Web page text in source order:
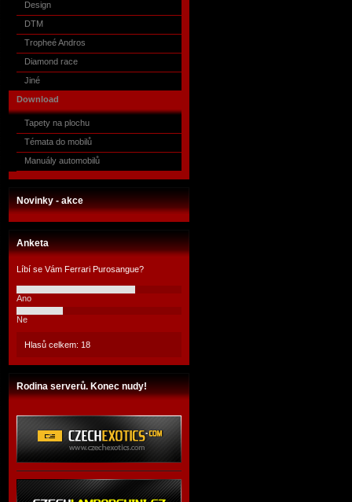
Design
DTM
Tropheé Andros
Diamond race
Jiné
Download
Tapety na plochu
Témata do mobilů
Manuály automobilů
Novinky - akce
Anketa
Líbí se Vám Ferrari Purosangue?
Ano
Ne
Hlasů celkem: 18
Rodina serverů. Konec nudy!